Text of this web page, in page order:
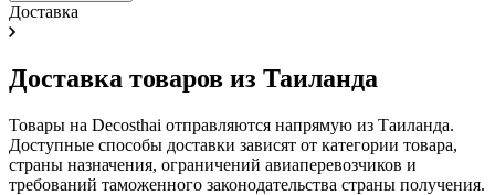
Доставка
Доставка товаров из Таиланда
Товары на Decosthai отправляются напрямую из Таиланда.
Доступные способы доставки зависят от категории товара,
страны назначения, ограничений авиаперевозчиков и
требований таможенного законодательства страны получения.